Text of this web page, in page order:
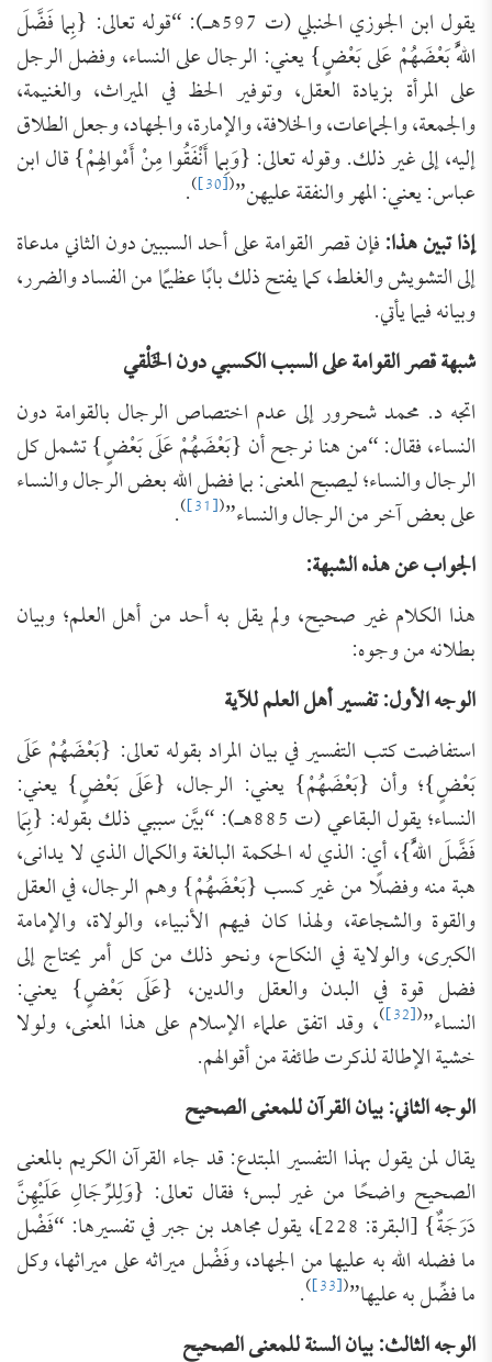
يقول ابن الجوزي الحنبلي (ت 597هـ): “قوله تعالى: {بِما فَضَّلَ
اللَّهُ بَعْضَهُمْ عَلى بَعْضٍ} يعني: الرجال على النساء، وفضل الرجل
على المرأة بزيادة العقل، وتوفير الحظ في الميراث، والغنيمة،
والجمعة، والجماعات، والخلافة، والإمارة، والجهاد، وجعل الطلاق
إليه، إلى غير ذلك. وقوله تعالى: {وَبِما أَنْفَقُوا مِنْ أَمْوالِهِمْ} قال ابن
عباس: يعني: المهر والنفقة عليهن”(
[30]
)
.
إذا تبين هذا:فإن قصر القوامة على أحد السببين دون الثاني مدعاة
إلى التشويش والغلط، كما يفتح ذلك بابًا عظيمًا من الفساد والضرر،
وبيانه فيما يأتي.
شبهة قصر القوامة على السبب الكسبي دون الخَلْقي
اتجه د. محمد شحرور إلى عدم اختصاص الرجال بالقوامة دون
النساء، فقال: “من هنا نرجح أن {بَعْضَهُمْ عَلَى بَعْضٍ} تشمل كل
الرجال والنساء؛ ليصبح المعنى: بما فضل الله بعض الرجال والنساء
على بعض آخر من الرجال والنساء”(
[31]
)
.
الجواب عن هذه الشبهة:
هذا الكلام غير صحيح، ولم يقل به أحد من أهل العلم؛ وبيان
بطلانه من وجوه:
الوجه الأول: تفسير أهل العلم للآية
استفاضت كتب التفسير في بيان المراد بقوله تعالى: {بَعْضَهُمْ عَلَى
بَعْضٍ}؛ وأن {بَعْضَهُمْ} يعني: الرجال، {عَلَى بَعْضٍ} يعني:
النساء؛ يقول البقاعي (ت 885هـ): “بيَّن سببي ذلك بقوله: {بِمَا
فَضَّلَ اللَّهُ}، أي: الذي له الحكمة البالغة والكمال الذي لا يدانى،
هبة منه وفضلًا من غير كسب {بَعْضَهُمْ} وهم الرجال، في العقل
والقوة والشجاعة، ولهذا كان فيهم الأنبياء، والولاة، والإمامة
الكبرى، والولاية في النكاح، ونحو ذلك من كل أمر يحتاج إلى
فضل قوة في البدن والعقل والدين، {عَلَى بَعْضٍ} يعني:
النساء”(
[32]
)، وقد اتفق علماء الإسلام على هذا المعنى، ولولا
خشية الإطالة لذكرت طائفة من أقوالهم.
الوجه الثاني: بيان القرآن للمعنى الصحيح
يقال لمن يقول بهذا التفسير المبتدع: قد جاء القرآن الكريم بالمعنى
الصحيح واضحًا من غير لبس؛ فقال تعالى: {وَلِلرِّجَالِ عَلَيْهِنَّ
دَرَجَةٌ} [البقرة: 228]، يقول مجاهد بن جبر في تفسيرها: “فَضْل
ما فضله الله به عليها من الجهاد، وفَضْل ميراثه على ميراثها، وكل
ما فضِّل به عليها”(
[33]
)
.
الوجه الثالث: بيان السنة للمعنى الصحيح